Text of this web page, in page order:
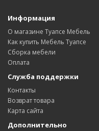
Информация
О магазине Туапсе Мебель
Как купить Мебель Туапсе
Сборка мебели
Оплата
Служба поддержки
Контакты
Возврат товара
Карта сайта
Дополнительно